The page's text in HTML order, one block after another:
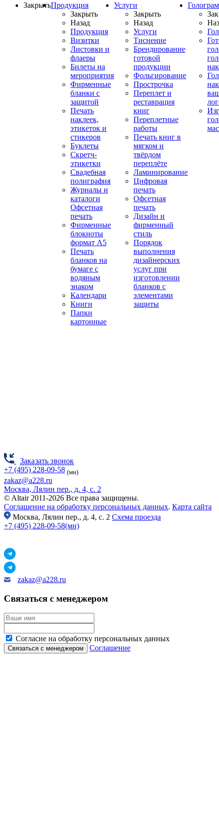
ЗакрытьПродукция
Закрыть
Назад
Продукция
Визитки
Листовки и
флаеры
Билеты на
мероприятия
Фирменные
бланки с
защитой
Печать
наклеек,
этикеток и
стикеров
Буклеты
Скретч-
этикетки
Свадебная
полиграфия
Журналы и
каталоги
Офсетная
печать
Фирменные
блокноты
формат А5
Печать
бланков на
бумаге с
водяным
знаком
Календари
Книги
Папки
картонные
Услуги
Закрыть
Назад
Услуги
Тиснение
Брендирование
готовой
продукции
Фольгирование
Прострочка
Переплет и
реставрация
книг
Переплетные
работы
Печать книг в
мягком и
твёрдом
переплёте
Ламинирование
Цифровая
печать
Офсетная
печать
Дизайн и
фирменный
стиль
Порядок
выполнения
дизайнерских
услуг при
изготовлении
бланков с
элементами
защиты
Заказать звонок
+7 (495) 228-09-58 (мн)
zakaz@a228.ru
Москва, Лялин пер., д. 4, с. 2
© Altair 2011-2026 Все права защищены.
Соглашение на обработку персональных данных. Карта сайта
Москва, Лялин пер., д. 4, с. 2 Схема проезда
+7 (495) 228-09-58(мн)
zakaz@a228.ru
Связаться с менеджером
Согласие на обработку персональных данных
Соглашение